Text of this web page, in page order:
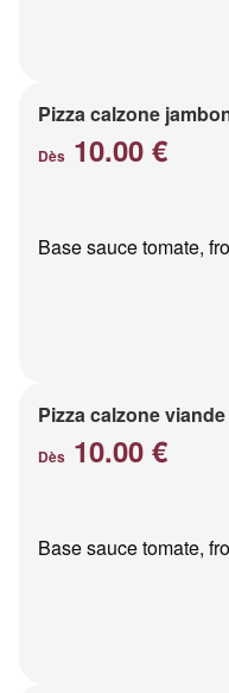
Pizza calzone
Dès 10.00 €
Base sauce tomate,
Pizza calzone
Dès 10.00 €
Base sauce tomate,